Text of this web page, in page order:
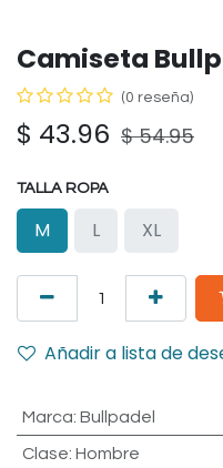
Camiseta
(0 reseña)
$ 43.96 $54.95
TALLA ROPA
M L XL
Añadir a lista de
Marca: Bullpadel
Clase: Hombre